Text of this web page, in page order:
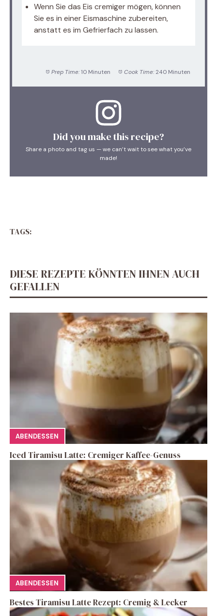
Wenn Sie das Eis cremiger mögen, können
Sie es in einer Eismaschine zubereiten,
anstatt es im Gefrierfach zu lassen.
Prep Time: 10 Minuten Cook Time: 240 Minuten
Did you make this recipe?
Share a photo and tag us — we can’t wait to see what you’ve
made!
TAGS:
DIESE REZEPTE KÖNNTEN IHNEN AUCH
GEFALLEN
ABENDESSEN
Iced Tiramisu Latte: Cremiger Kaffee-Genuss
ABENDESSEN
Bestes Tiramisu Latte Rezept: Cremig & Lecker